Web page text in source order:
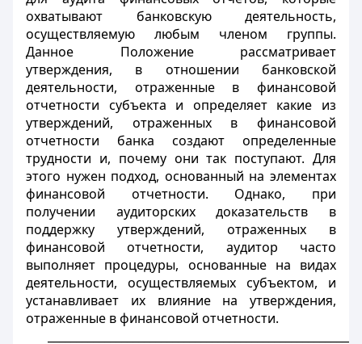
охватывают банковскую деятельность,
осуществляемую любым членом группы.
Данное Положение рассматривает
утверждения, в отношении банковской
деятельности, отраженные в финансовой
отчетности субъекта и определяет какие из
утверждений, отраженных в финансовой
отчетности банка создают определенные
трудности и, почему они так поступают. Для
этого нужен подход, основанный на элементах
финансовой отчетности. Однако, при
получении аудиторских доказательств в
поддержку утверждений, отраженных в
финансовой отчетности, аудитор часто
выполняет процедуры, основанные на видах
деятельности, осуществляемых субъектом, и
устанавливает их влияние на утверждения,
отраженные в финансовой отчетности.